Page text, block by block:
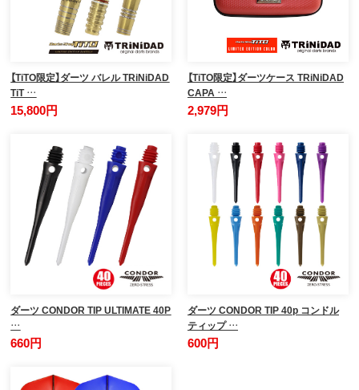
【TiTO限定】ダーツ バレル TRiNiDAD
TiT …
15,800円
【TiTO限定】ダーツケース TRiNiDAD
CAPA …
2,979円
ダーツ CONDOR TIP ULTIMATE 40P
…
660円
ダーツ CONDOR TIP 40p コンドル
ティップ …
600円